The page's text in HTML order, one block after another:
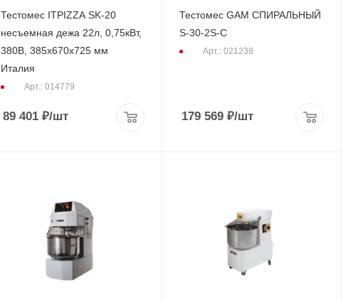
Тестомес ITPIZZA SK-20
несъемная дежа 22л, 0,75кВт,
380В, 385x670x725 мм
Италия
Арт.: 014779
89 401₽/шт
Тестомес GAM СПИРАЛЬНЫЙ
S-30-2S-C
Арт.: 021238
179 569 ₽/шт